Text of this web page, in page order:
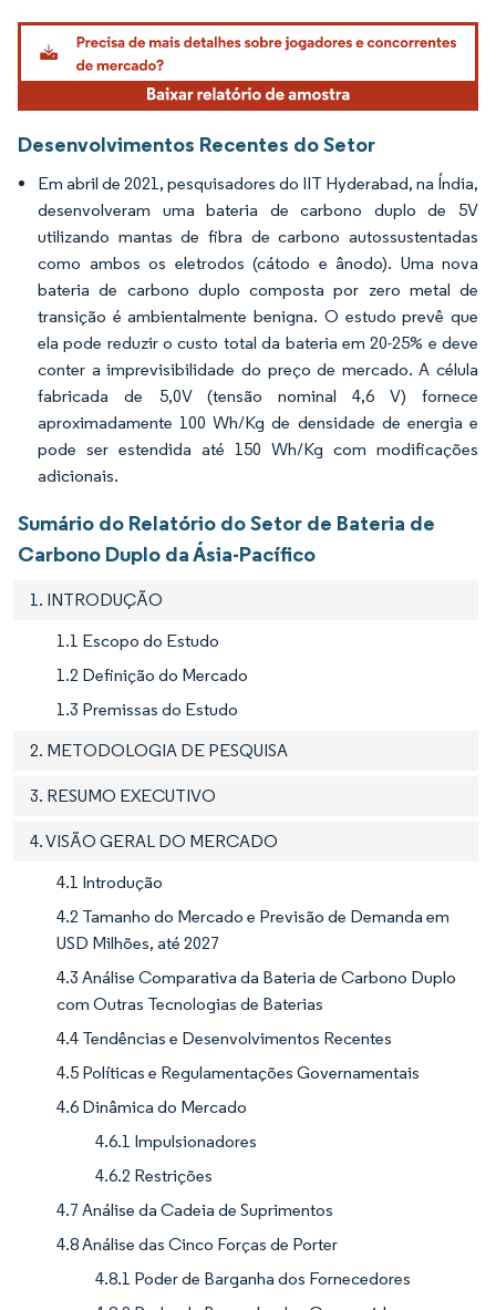
Imagem © Mordor Intelligence. O reuso requer atribuição conforme CC BY 4.0.
Desenvolvimentos Recentes do Setor
Em abril de 2021, pesquisadores do IIT Hyderabad, na Índia,
desenvolveram uma bateria de carbono duplo de 5V
utilizando mantas de fibra de carbono autossustentadas
como ambos os eletrodos (cátodo e ânodo). Uma nova
bateria de carbono duplo composta por zero metal de
transição é ambientalmente benigna. O estudo prevê que
ela pode reduzir o custo total da bateria em 20-25% e deve
conter a imprevisibilidade do preço de mercado. A célula
fabricada de 5,0V (tensão nominal 4,6 V) fornece
aproximadamente 100 Wh/Kg de densidade de energia e
pode ser estendida até 150 Wh/Kg com modificações
adicionais.
Sumário do Relatório do Setor de Bateria de
Carbono Duplo da Ásia-Pacífico
1. INTRODUÇÃO
1.1 Escopo do Estudo
1.2 Definição do Mercado
1.3 Premissas do Estudo
2. METODOLOGIA DE PESQUISA
3. RESUMO EXECUTIVO
4. VISÃO GERAL DO MERCADO
4.1 Introdução
4.2 Tamanho do Mercado e Previsão de Demanda em
USD Milhões, até 2027
4.3 Análise Comparativa da Bateria de Carbono Duplo
com Outras Tecnologias de Baterias
4.4 Tendências e Desenvolvimentos Recentes
4.5 Políticas e Regulamentações Governamentais
4.6 Dinâmica do Mercado
4.6.1 Impulsionadores
4.6.2 Restrições
4.7 Análise da Cadeia de Suprimentos
4.8 Análise das Cinco Forças de Porter
4.8.1 Poder de Barganha dos Fornecedores